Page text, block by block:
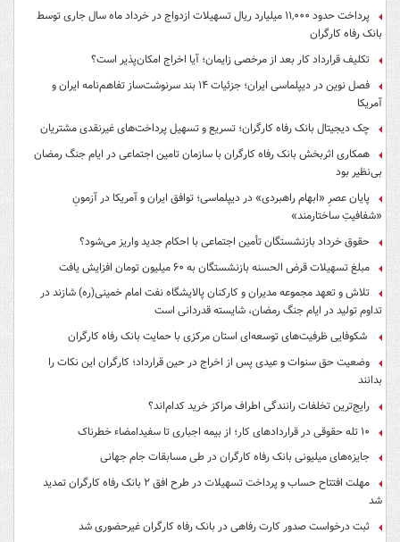
پرداخت حدود ۱۱,۰۰۰ میلیارد ریال تسهیلات ازدواج در خرداد ماه سال جاری توسط
بانک رفاه کارگران
تکلیف قرارداد کار بعد از مرخصی زایمان؛ آیا اخراج امکان‌پذیر است؟
فصل نوین در دیپلماسی ایران؛ جزئیات ۱۴ بند سرنوشت‌ساز تفاهم‌نامه ایران و
آمریکا
چک دیجیتال بانک رفاه کارگران؛ تسریع و تسهیل پرداخت‌های غیرنقدی مشتریان
همکاری اثربخش بانک رفاه کارگران با سازمان تامین اجتماعی در ایام جنگ رمضان
بی‌نظیر بود
پایان عصرِ «ابهام راهبردی» در دیپلماسی؛ توافق ایران و آمریکا در آزمونِ
«شفافیتِ ساختارمند»
حقوق خرداد بازنشستگان تأمین اجتماعی با احکام جدید واریز می‌شود؟
مبلغ تسهیلات قرض الحسنه بازنشستگان به ۶۰ میلیون تومان افزایش یافت
تلاش و تعهد مجموعه مدیران و کارکنان پالایشگاه نفت امام خمینی(ره) شازند در
تداوم تولید در ایام جنگ رمضان، شایسته قدردانی است
شکوفایی ظرفیت‌های توسعه‌ای استان مرکزی با حمایت بانک رفاه کارگران
وضعیت حق سنوات و عیدی پس از اخراج در حین قرارداد؛ کارگران این نکات را
بدانند
رایج‌ترین تخلفات رانندگی اطراف مراکز خرید کدام‌اند؟
۱۰ تله حقوقی در قراردادهای کار؛ از بیمه اجباری تا سفیدامضاء خطرناک
جایزه‌های میلیونی بانک رفاه کارگران در طی مسابقات جام جهانی
مهلت افتتاح حساب و پرداخت تسهیلات در طرح افق ۲ بانک رفاه کارگران تمدید
شد
ثبت درخواست صدور کارت رفاهی در بانک رفاه کارگران غیرحضوری شد